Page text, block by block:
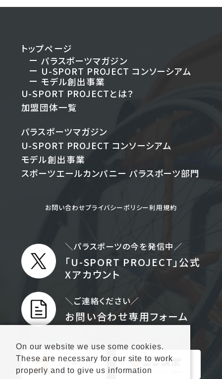
トップページ
パラスポーツマガジン
U-SPORT PROJECT コンソーシアム
モデル創出事業
U-SPORT PROJECTとは？
加盟団体一覧
パラスポーツマガジン
U-SPORT PROJECT コンソーシアム
モデル創出事業
スポーツエールカンパニー パラスポーツ部門
お問い合わせプライバシーポリシー利用規約
＼パラスポーツの今を発信中／
「U-SPORT PROJECT」公式
Xアカウント
＼ご連絡ください／
お問い合わせ専用フォーム
On our website we use some cookies.
These are necessary for our site to work
properly and to give us information